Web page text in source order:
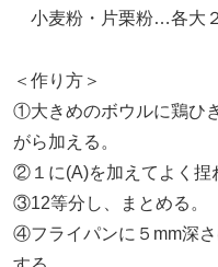
小麦粉・片栗粉…各大２
＜作り方＞
①大きめのボウルに鶏ひ
がら加える。
②１に(A)を加えてよく捏
③12等分し、まとめる。
④フライパンに５mm深